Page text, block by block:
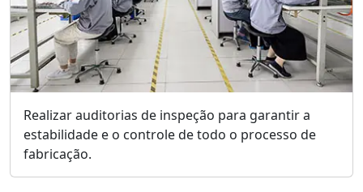
Realizar auditorias de inspeção para garantir a
estabilidade e o controle de todo o processo de
fabricação.